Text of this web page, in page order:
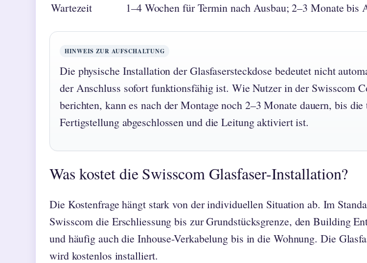
Wartezeit
1–4 Wochen für Termin nach Ausbau; 2–3 Monate bis
HINWEIS ZUR AUFSCHALTUNG
Die physische Installation der Glasfasersteckdose bedeutet nicht
der Anschluss sofort funktionsfähig ist. Wie Nutzer in der Swisscom
berichten, kann es nach der Montage noch 2–3 Monate dauern, bis die
Fertigstellung abgeschlossen und die Leitung aktiviert ist.
Was kostet die Swisscom Glasfaser-Installation?
Die Kostenfrage hängt stark von der individuellen Situation ab. Im
Swisscom die Erschliessung bis zur Grundstücksgrenze, den Building
und häufig auch die Inhouse-Verkabelung bis in die Wohnung. Die
wird kostenlos installiert.